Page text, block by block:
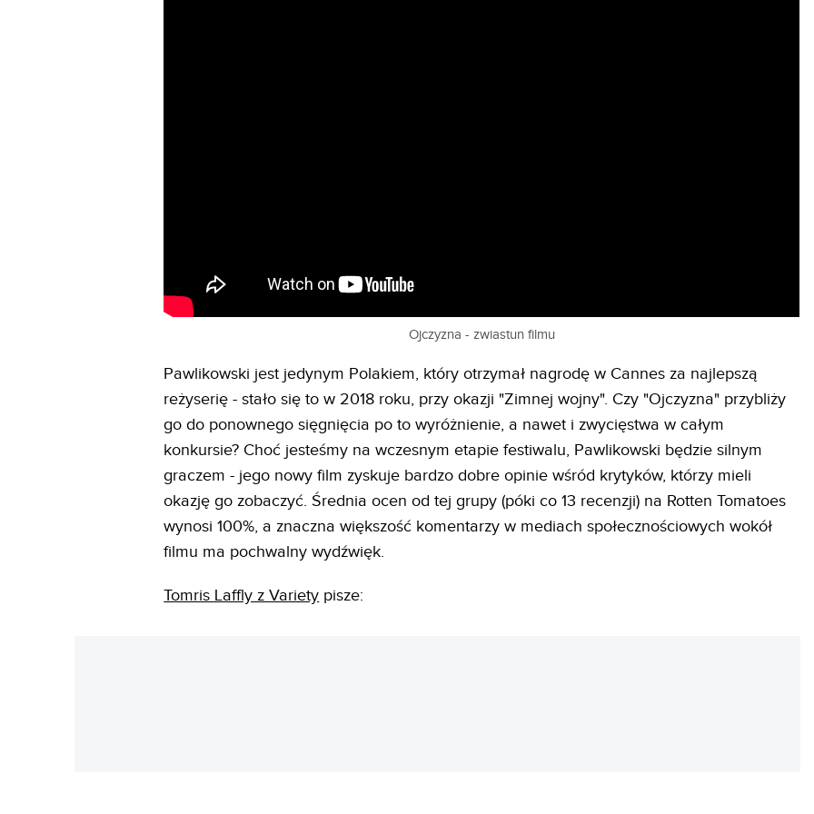
Ojczyzna - zwiastun filmu
Pawlikowski jest jedynym Polakiem, który otrzymał nagrodę w Cannes za najlepszą
reżyserię - stało się to w 2018 roku, przy okazji "Zimnej wojny". Czy "Ojczyzna" przybliży
go do ponownego sięgnięcia po to wyróżnienie, a nawet i zwycięstwa w całym
konkursie? Choć jesteśmy na wczesnym etapie festiwalu, Pawlikowski będzie silnym
graczem - jego nowy film zyskuje bardzo dobre opinie wśród krytyków, którzy mieli
okazję go zobaczyć. Średnia ocen od tej grupy (póki co 13 recenzji) na Rotten Tomatoes
wynosi 100%, a znaczna większość komentarzy w mediach społecznościowych wokół
filmu ma pochwalny wydźwięk.
Tomris Laffly z Variety pisze: